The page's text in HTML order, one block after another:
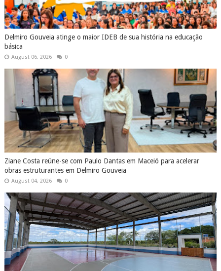
Delmiro Gouveia atinge o maior IDEB de sua história na educação
básica
August 06, 2026 0
Ziane Costa reúne-se com Paulo Dantas em Maceió para acelerar
obras estruturantes em Delmiro Gouveia
August 04, 2026 0